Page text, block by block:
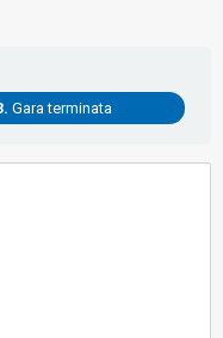
Gara terminata